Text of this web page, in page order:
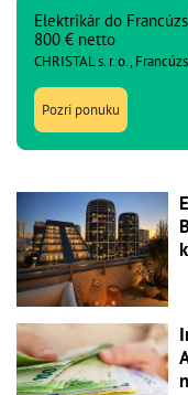
Elektrikár do
800 € netto
CHRISTAL s. r. o.,
Pozri ponuku